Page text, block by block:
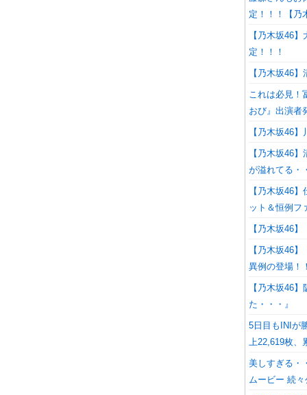
定！！！【乃
【乃木坂46
定！！！
【乃木坂46
これは必見！
おび』出演者
【乃木坂46
【乃木坂46
が溢れてる・
【乃木坂46
ット＆恒例フ
【乃木坂46
【乃木坂46
異例の登場！
【乃木坂46
た・・・』
5日目もINIが
上22,619枚、
美しすぎる・
ムービー 続々